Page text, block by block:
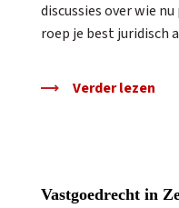
discussies over wie
roep je best juridisch
Verder lezen
Vastgoedrecht in